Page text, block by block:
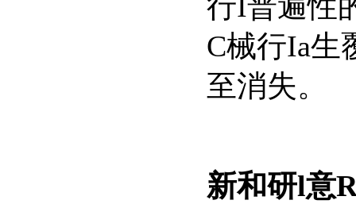
行I普遍性
C械行Ia生
至消失。
新和研l意